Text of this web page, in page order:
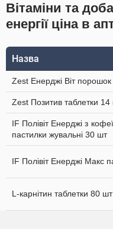
Вітаміни та
енергії ціна в
Назва
Zest Енерджі Віт порошок
Zest Позитив таблетки 14
IF Полівіт Енерджі з
пастилки жувальні 30 шт
IF Полівіт Енерджі Макс
L-карнітин таблетки 80 шт